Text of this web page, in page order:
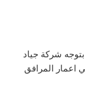
شركة جياد
اعمار المرافق